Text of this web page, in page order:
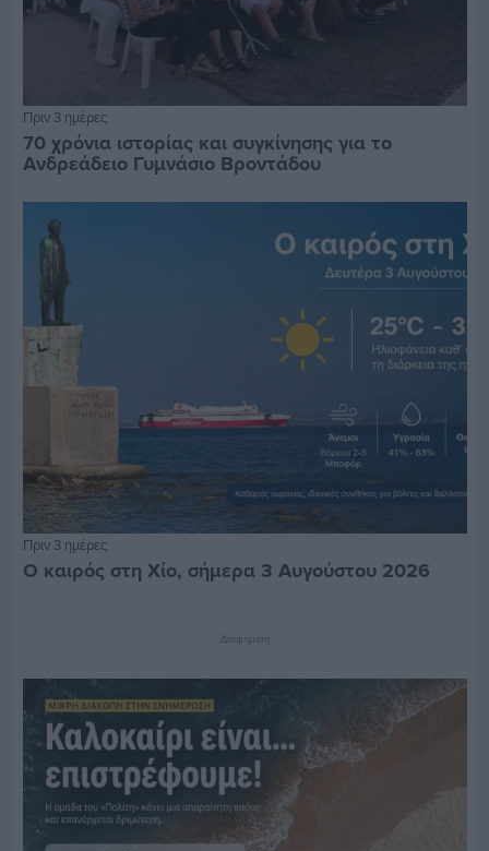
Πριν 3 ημέρες
70 χρόνια ιστορίας και συγκίνησης για το
Ανδρεάδειο Γυμνάσιο Βροντάδου
Πριν 3 ημέρες
Ο καιρός στη Χίο, σήμερα 3 Αυγούστου 2026
Διαφήμιση